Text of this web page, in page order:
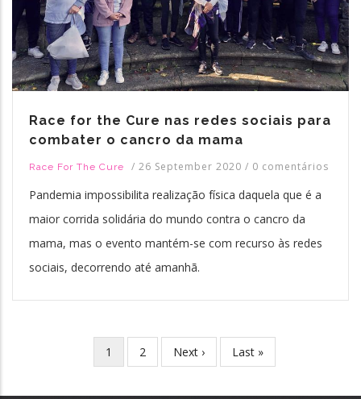
Race for the Cure nas redes sociais para
combater o cancro da mama
Race For The Cure / 26 September 2020 / 0 comentários
Pandemia impossibilita realização física daquela que é a
maior corrida solidária do mundo contra o cancro da
mama, mas o evento mantém-se com recurso às redes
sociais, decorrendo até amanhã.
Página
atual
1 Página
2
Próxima
página
Next ›
Última
página
Last »